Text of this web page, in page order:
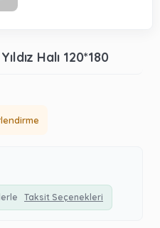
Halı 120*180
Taksit Seçenekleri